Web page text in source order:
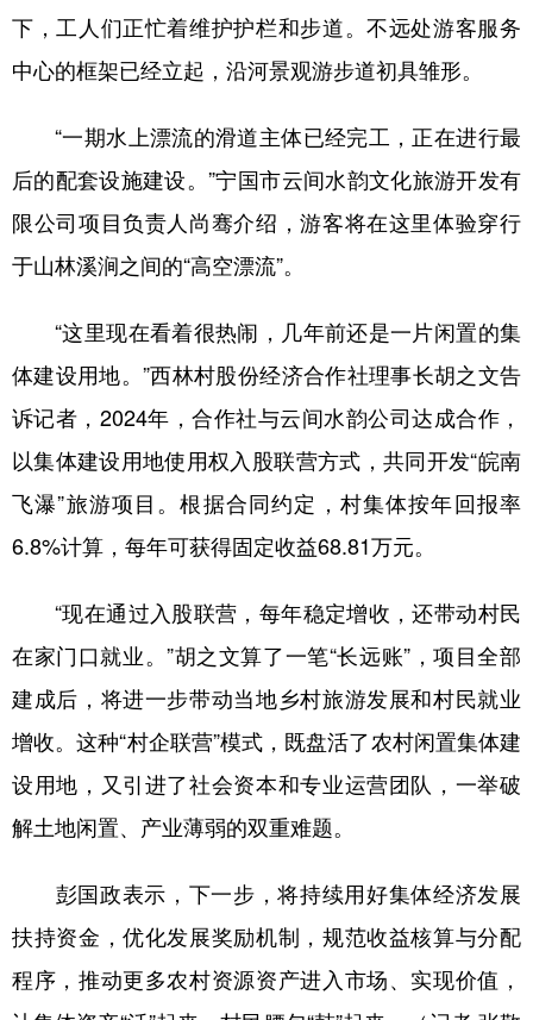
下，工人们正忙着维护护栏和步道。不远处游客服务
中心的框架已经立起，沿河景观游步道初具雏形。
“一期水上漂流的滑道主体已经完工，正在进行最
后的配套设施建设。”宁国市云间水韵文化旅游开发有
限公司项目负责人尚骞介绍，游客将在这里体验穿行
于山林溪涧之间的“高空漂流”。
“这里现在看着很热闹，几年前还是一片闲置的集
体建设用地。”西林村股份经济合作社理事长胡之文告
诉记者，2024年，合作社与云间水韵公司达成合作，
以集体建设用地使用权入股联营方式，共同开发“皖南
飞瀑”旅游项目。根据合同约定，村集体按年回报率
6.8%计算，每年可获得固定收益68.81万元。
“现在通过入股联营，每年稳定增收，还带动村民
在家门口就业。”胡之文算了一笔“长远账”，项目全部
建成后，将进一步带动当地乡村旅游发展和村民就业
增收。这种“村企联营”模式，既盘活了农村闲置集体建
设用地，又引进了社会资本和专业运营团队，一举破
解土地闲置、产业薄弱的双重难题。
彭国政表示，下一步，将持续用好集体经济发展
扶持资金，优化发展奖励机制，规范收益核算与分配
程序，推动更多农村资源资产进入市场、实现价值，